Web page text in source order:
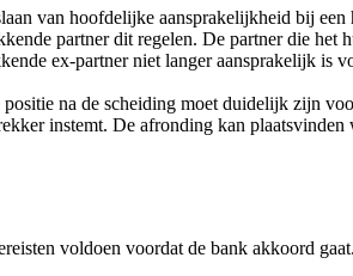
van hoofdelijke aansprakelijkheid bij
partner dit regelen. De partner die het
ex-partner niet langer aansprakelijk is
na de scheiding moet duidelijk zijn
instemt. De afronding kan plaatsvinden
voldoen voordat de bank akkoord gaat.